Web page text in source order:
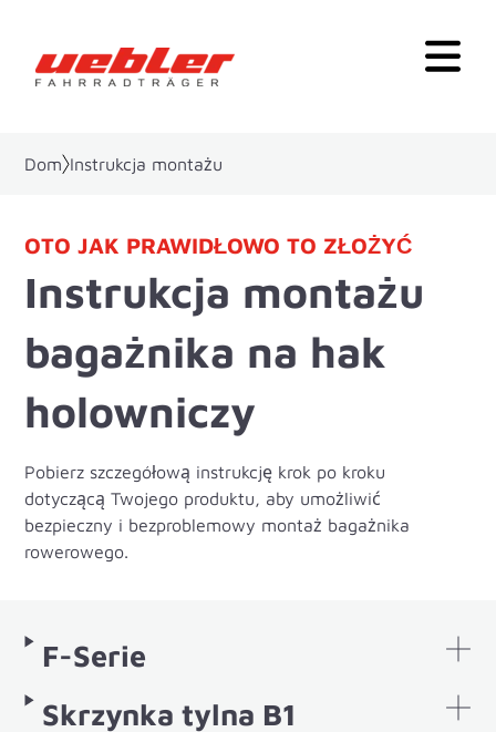
Dom Instrukcja montażu
OTO JAK PRAWIDŁOWO TO ZŁOŻYĆ
Instrukcja montażu
bagażnika na hak
holowniczy
Pobierz szczegółową instrukcję krok po kroku
dotyczącą Twojego produktu, aby umożliwić
bezpieczny i bezproblemowy montaż bagażnika
rowerowego.
F-Serie
Skrzynka tylna B1